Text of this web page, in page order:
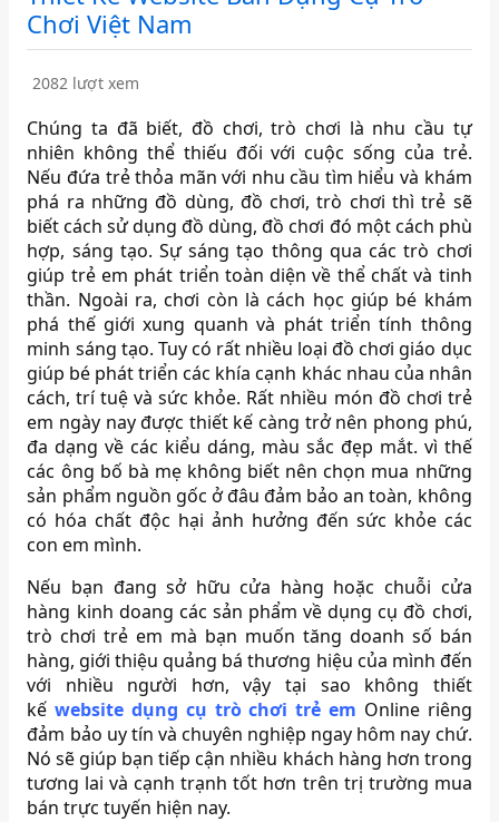
Chơi Việt Nam
2082 lượt xem
Chúng ta đã biết, đồ chơi, trò chơi là nhu cầu tự
nhiên không thể thiếu đối với cuộc sống của trẻ.
Nếu đứa trẻ thỏa mãn với nhu cầu tìm hiểu và khám
phá ra những đồ dùng, đồ chơi, trò chơi thì trẻ sẽ
biết cách sử dụng đồ dùng, đồ chơi đó một cách phù
hợp, sáng tạo. Sự sáng tạo thông qua các trò chơi
giúp trẻ em phát triển toàn diện về thể chất và tinh
thần. Ngoài ra, chơi còn là cách học giúp bé khám
phá thế giới xung quanh và phát triển tính thông
minh sáng tạo. Tuy có rất nhiều loại đồ chơi giáo dục
giúp bé phát triển các khía cạnh khác nhau của nhân
cách, trí tuệ và sức khỏe. Rất nhiều món đồ chơi trẻ
em ngày nay được thiết kế càng trở nên phong phú,
đa dạng về các kiểu dáng, màu sắc đẹp mắt. vì thế
các ông bố bà mẹ không biết nên chọn mua những
sản phẩm nguồn gốc ở đâu đảm bảo an toàn, không
có hóa chất độc hại ảnh hưởng đến sức khỏe các
con em mình.
Nếu bạn đang sở hữu cửa hàng hoặc chuỗi cửa
hàng kinh doang các sản phẩm về dụng cụ đồ chơi,
trò chơi trẻ em mà bạn muốn tăng doanh số bán
hàng, giới thiệu quảng bá thương hiệu của mình đến
với nhiều người hơn, vậy tại sao không thiết
kếwebsite dụng cụ trò chơi trẻ em Online riêng
đảm bảo uy tín và chuyên nghiệp ngay hôm nay chứ.
Nó sẽ giúp bạn tiếp cận nhiều khách hàng hơn trong
tương lai và cạnh trạnh tốt hơn trên trị trường mua
bán trực tuyến hiện nay.